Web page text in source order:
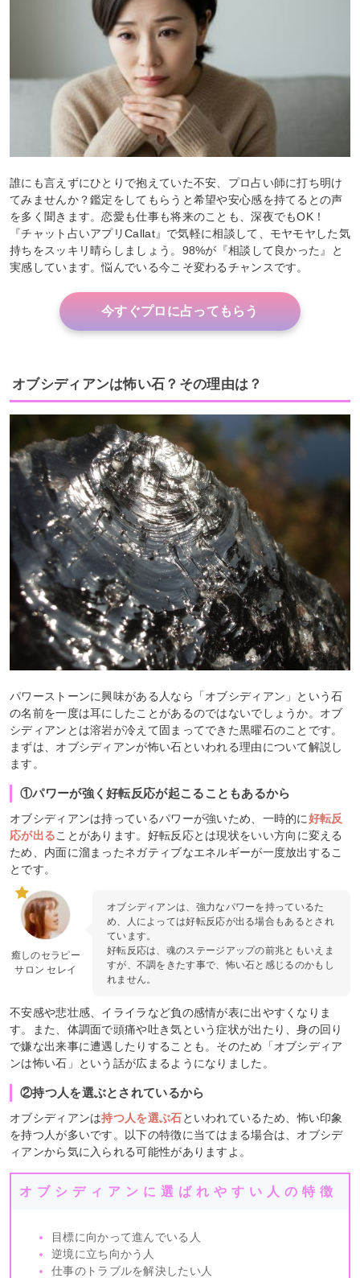
誰にも言えずにひとりで抱えていた不安、プロ占い師に打ち明け
てみませんか？鑑定をしてもらうと希望や安心感を持てるとの声
を多く聞きます。恋愛も仕事も将来のことも、深夜でもOK！
『チャット占いアプリCallat』で気軽に相談して、モヤモヤした気
持ちをスッキリ晴らしましょう。98%が『相談して良かった』と
実感しています。悩んでいる今こそ変わるチャンスです。
今すぐプロに占ってもらう
オブシディアンは怖い石？その理由は？
パワーストーンに興味がある人なら「オブシディアン」という石
の名前を一度は耳にしたことがあるのではないでしょうか。オブ
シディアンとは溶岩が冷えて固まってできた黒曜石のことです。
まずは、オブシディアンが怖い石といわれる理由について解説し
ます。
①パワーが強く好転反応が起こることもあるから
オブシディアンは持っているパワーが強いため、一時的に好転反
応が出ることがあります。好転反応とは現状をいい方向に変える
ため、内面に溜まったネガティブなエネルギーが一度放出するこ
とです。
癒しのセラピー
サロン セレイ
オブシディアンは、強力なパワーを持っているた
め、人によっては好転反応が出る場合もあるとされ
ています。
好転反応は、魂のステージアップの前兆ともいえま
すが、不調をきたす事で、怖い石と感じるのかもし
れません。
不安感や悲壮感、イライラなど負の感情が表に出やすくなりま
す。また、体調面で頭痛や吐き気という症状が出たり、身の回り
で嫌な出来事に遭遇したりすることも。そのため「オブシディア
ンは怖い石」という話が広まるようになりました。
②持つ人を選ぶとされているから
オブシディアンは持つ人を選ぶ石といわれているため、怖い印象
を持つ人が多いです。以下の特徴に当てはまる場合は、オブシデ
ィアンから気に入られる可能性がありますよ。
オブシディアンに選ばれやすい人の特徴
目標に向かって進んでいる人
逆境に立ち向かう人
仕事のトラブルを解決したい人